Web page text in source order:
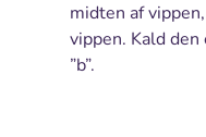
midten af
vippen. Kald den
”b”.